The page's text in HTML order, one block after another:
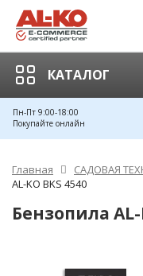
КАТАЛОГ
Пн-Пт 9:00-18:00
Покупайте онлайн
Главная САДОВАЯ
AL-KO BKS 4540
Бензопила AL-